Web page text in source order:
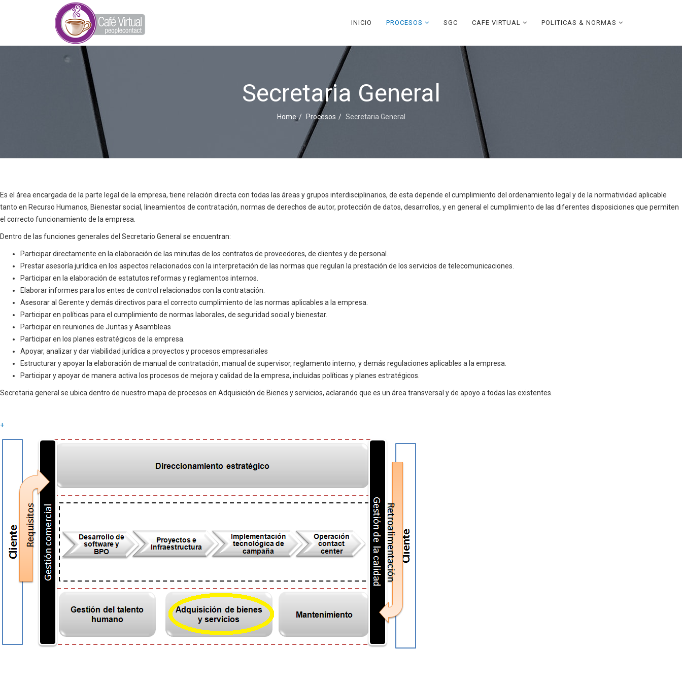
INICIO PROCESOS SGC CAFE VIRTUAL POLITICAS & NORMAS
Secretaria General
Home Procesos Secretaria General
Es el área encargada de la parte legal de la empresa, tiene relación directa con todas las áreas y grupos interdisciplinarios, de esta depende el cumplimiento del ordenamiento legal y de la normatividad aplicable
tanto en Recurso Humanos, Bienestar social, lineamientos de contratación, normas de derechos de autor, protección de datos, desarrollos, y en general el cumplimiento de las diferentes disposiciones que permiten
el correcto funcionamiento de la empresa.
Dentro de las funciones generales del Secretario General se encuentran:
Participar directamente en la elaboración de las minutas de los contratos de proveedores, de clientes y de personal.
Prestar asesoría jurídica en los aspectos relacionados con la interpretación de las normas que regulan la prestación de los servicios de telecomunicaciones.
Participar en la elaboración de estatutos reformas y reglamentos internos.
Elaborar informes para los entes de control relacionados con la contratación.
Asesorar al Gerente y demás directivos para el correcto cumplimiento de las normas aplicables a la empresa.
Participar en políticas para el cumplimiento de normas laborales, de seguridad social y bienestar.
Participar en reuniones de Juntas y Asambleas
Participar en los planes estratégicos de la empresa.
Apoyar, analizar y dar viabilidad jurídica a proyectos y procesos empresariales
Estructurar y apoyar la elaboración de manual de contratación, manual de supervisor, reglamento interno, y demás regulaciones aplicables a la empresa.
Participar y apoyar de manera activa los procesos de mejora y calidad de la empresa, incluidas políticas y planes estratégicos.
Secretaria general se ubica dentro de nuestro mapa de procesos en Adquisición de Bienes y servicios, aclarando que es un área transversal y de apoyo a todas las existentes.
+